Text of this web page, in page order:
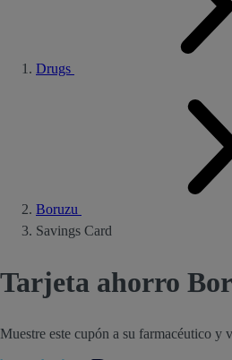
Drugs
Boruzu
Savings Card
Tarjeta ahorro
Muestre este cupón a su farmacéutico y